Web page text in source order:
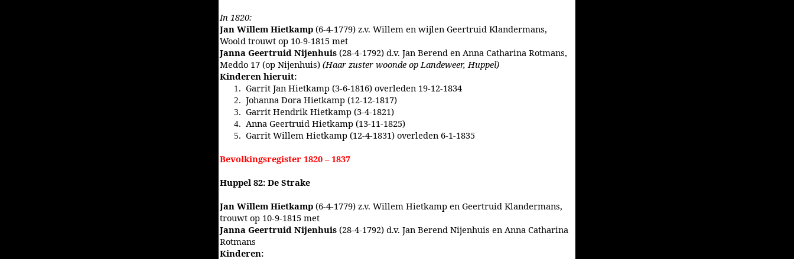
In 1820:
Jan Willem Hietkamp (6-4-1779) z.v. Willem en wijlen Geertruid Klandermans,
Woold trouwt op 10-9-1815 met
Janna Geertruid Nijenhuis (28-4-1792) d.v. Jan Berend en Anna Catharina Rotmans,
Meddo 17 (op Nijenhuis) (Haar zuster woonde op Landeweer, Huppel)
Kinderen hieruit:
1. Garrit Jan Hietkamp (3-6-1816) overleden 19-12-1834
2. Johanna Dora Hietkamp (12-12-1817)
3. Garrit Hendrik Hietkamp (3-4-1821)
4. Anna Geertruid Hietkamp (13-11-1825)
5. Garrit Willem Hietkamp (12-4-1831) overleden 6-1-1835
Bevolkingsregister 1820 – 1837
Huppel 82: De Strake
Jan Willem Hietkamp (6-4-1779) z.v. Willem Hietkamp en Geertruid Klandermans,
trouwt op 10-9-1815 met
Janna Geertruid Nijenhuis (28-4-1792) d.v. Jan Berend Nijenhuis en Anna Catharina
Rotmans
Kinderen: